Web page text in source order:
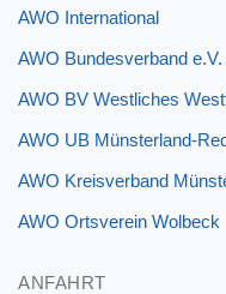
AWO International
AWO Bundesverband e.V.
AWO BV Westliches
AWO UB Münsterland-
AWO Kreisverband
AWO Ortsverein Wolbeck
ANFAHRT